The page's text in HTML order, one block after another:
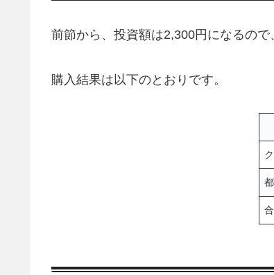
前節から、投資額は2,300円になるの
購入結果は以下のとおりです。